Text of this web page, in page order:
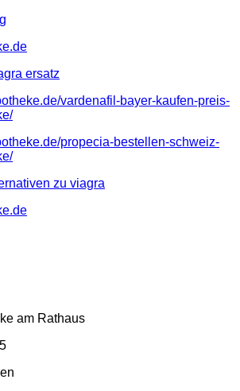
ersatz
vardenafil-bayer-kaufen-preis-
propecia-bestellen-schweiz-
zu viagra
am Rathaus